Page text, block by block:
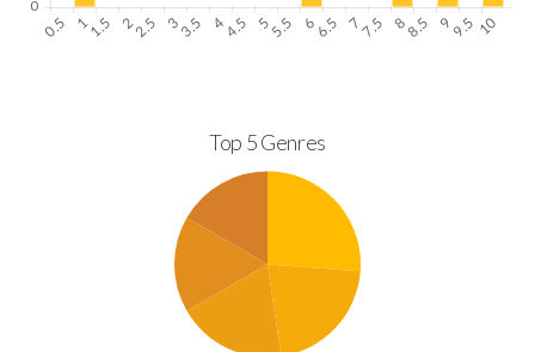
Top 5 Genres